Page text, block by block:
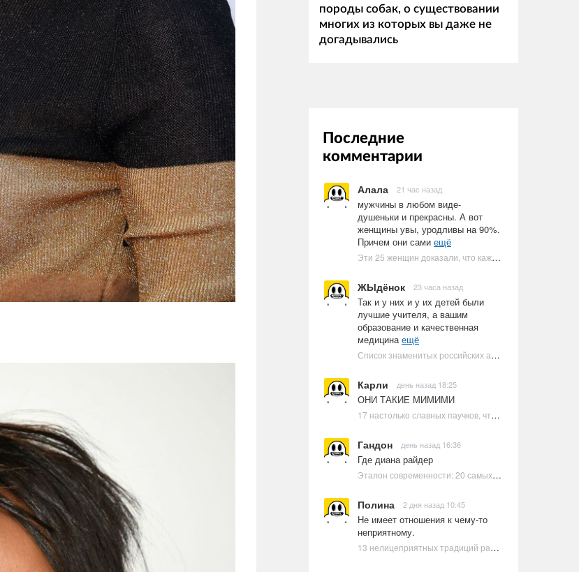
породы собак, о существовании
многих из которых вы даже не
догадывались
Последние
комментарии
Алала 21 час назад
мужчины в любом виде-
душеньки и прекрасны. А вот
женщины увы, уродливы на 90%.
Причем они сами ещё
Эти 25 женщин доказали, что каждое тело имеет право быть в бикини
ЖЫдёнок 23 часа назад
Так и у них и у их детей были
лучшие учителя, а вашим
образование и качественная
медицинаещё
Список знаменитых российских артистов-евреев | Ультрамарин
Карли день назад 18:25
ОНИ ТАКИЕ МИМИМИ
17 настолько славных паучков, что даже у арахнофобов появится желание их погладить
Гандон день назад 16:36
Где диана райдер
Эталон современности: 20 самых красивых и привлекательных актрис Голливуда, по мнению Google | Ультрамарин
Полина 2 дня назад 10:45
Не имеет отношения к чему-то
неприятному.
13 нелицеприятных традиций разных стран, которые могут шокировать неподготовленного человека